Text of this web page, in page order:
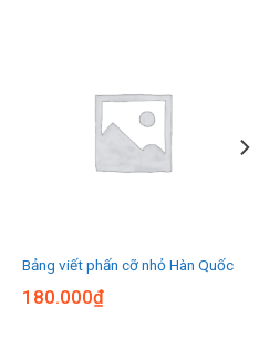
Bảng viết phấn cỡ nhỏ Hàn Quốc
180.000₫